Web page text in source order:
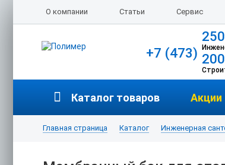
О компании Статьи Сервис
+7 (473)
Каталог товаров Акции
Главная страница Каталог Инженерная